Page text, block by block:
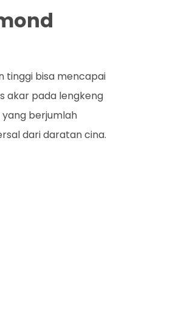
tinggi bisa mencapai
akar pada lengkeng
berjumlah
dari daratan cina.